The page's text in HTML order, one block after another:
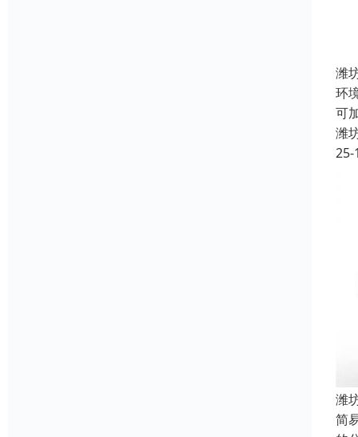
潍
环
可
潍
25-
潍
简